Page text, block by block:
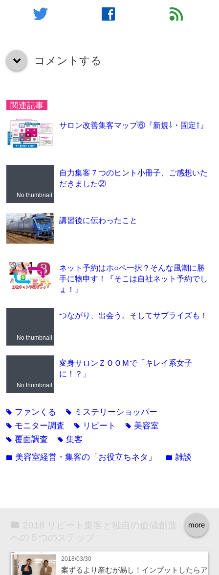
twitter facebook feed
down コメントする
関連記事
サロン改善集客マップ⑥『新規⇩・固定⇧』
No thumbnail
自力集客７つのヒント小冊子、ご感想いた
だきました②
講習後に伝わったこと
ネット予約はホ○ペ一択？そんな風潮に勝
手に物申す！『そこは自社ネット予約でし
ょ！』
No thumbnail
つながり、出会う。そしてサプライズも！
No thumbnail
変身サロンＺＯＯＭで「キレイ系女子
に！？」
tag ファンくる tag ミステリーショッパー
tag モニター調査 tag リピート tag 美容室
tag覆面調査 tag集客
folder 美容室経営・集客の「お役立ちネタ」 folder雑談
more
2018 リピート集客と独自の価値創造
への５つのステップ
2018/03/30
案ずるより産むが易し！インプットしたらア